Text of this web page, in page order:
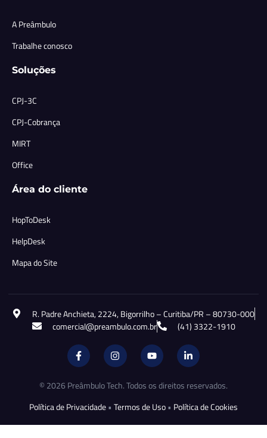
A Preâmbulo
Trabalhe conosco
Soluções
CPJ-3C
CPJ-Cobrança
MIRT
Office
Área do cliente
HopToDesk
HelpDesk
Mapa do Site
R. Padre Anchieta, 2224, Bigorrilho – Curitiba/PR – 80730-000
comercial@preambulo.com.br
(41) 3322-1910
© 2026 Preâmbulo Tech. Todos os direitos reservados.
Política de Privacidade• Termos de Uso• Política de Cookies